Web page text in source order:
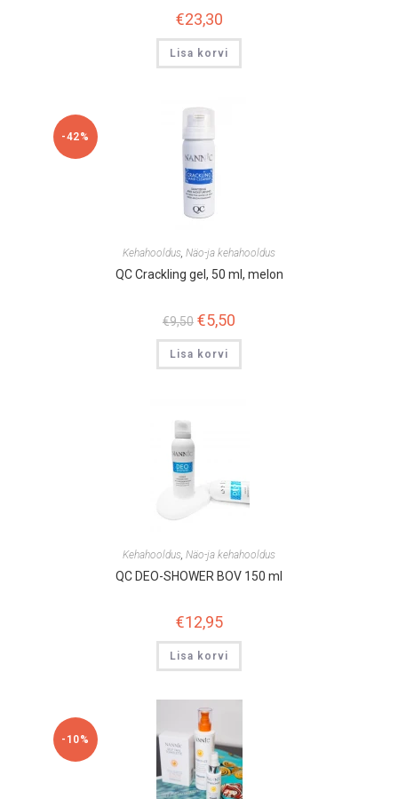
€23,30
Lisa korvi
-42%
Kehahooldus, Näo-ja kehahooldus
QC Crackling gel, 50 ml, melon
€9,50 Algne
hind
oli:
€9,50.
€5,50
on:
Lisa korvi
Kehahooldus Näo-ja kehahooldus
QC DEO-SHOWER BOV 150 ml
€12,95
Lisa korvi
-10%